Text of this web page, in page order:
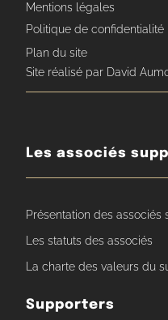
Mentions légales
Politique de confidentialité
Plan du site
Site réalisé par David
Les associés
Présentation des associés
Les statuts des associés
La charte des valeurs du
Supporters